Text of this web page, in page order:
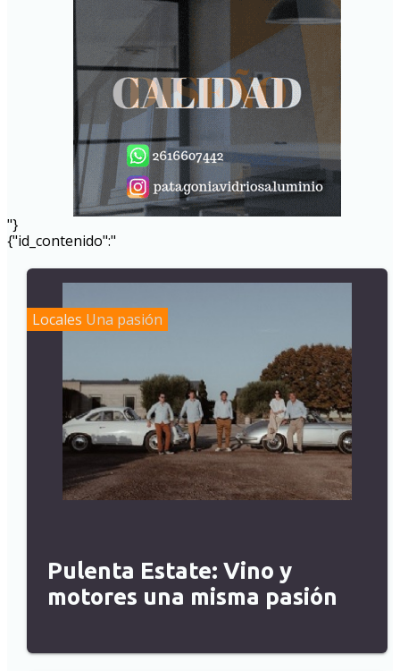
"}
{"id_contenido":"
Locales Una pasión
Pulenta Estate: Vino y
motores una misma pasión